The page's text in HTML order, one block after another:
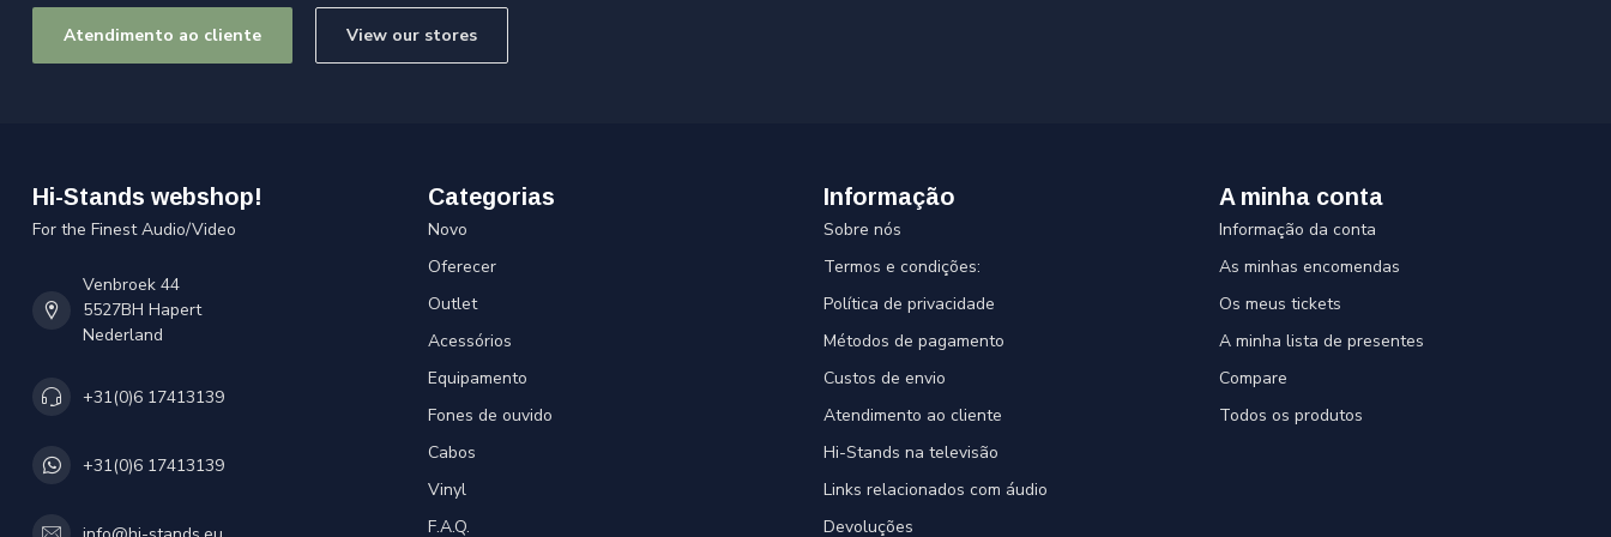
Atendimento ao cliente View our stores
Hi-Stands webshop!
For the Finest Audio/Video
Venbroek 44
5527BH Hapert
Nederland
+31(0)6 17413139
+31(0)6 17413139
Categorias
Novo
Oferecer
Outlet
Acessórios
Equipamento
Fones de ouvido
Cabos
Vinyl
F.A.Q.
Informação
Sobre nós
Termos e condições:
Política de privacidade
Métodos de pagamento
Custos de envio
Atendimento ao cliente
Hi-Stands na televisão
Links relacionados com áudio
Devoluções
A minha conta
Informação da conta
As minhas encomendas
Os meus tickets
A minha lista de presentes
Compare
Todos os produtos